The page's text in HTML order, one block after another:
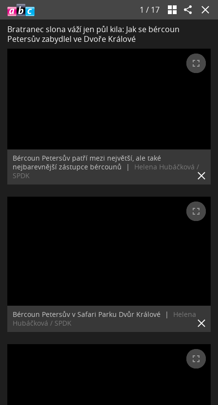
1 / 17
Bratranec slona váží jen půl kila: Jak se bércoun
Petersův zabydlel ve Dvoře Králové
Bércoun Petersův patří mezi největší, ale také
nejbarevnější zástupce bércounů
|
Helena Hubáčková /
SPDK
Bércoun Petersův v Safari Parku Dvůr Králové |
Helena
Hubáčková / SPDK